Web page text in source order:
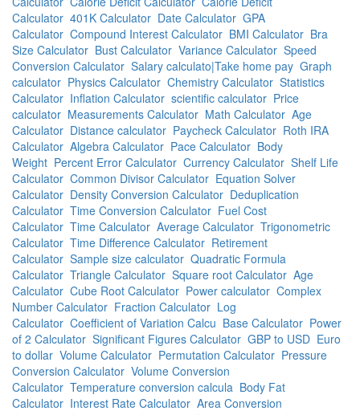
Calculator 401K Calculator Date Calculator GPA
Calculator Compound Interest Calculator BMI Calculator Bra
Size Calculator Bust Calculator Variance Calculator Speed
Conversion Calculator Salary calculato|Take home pay Graph
calculator Physics Calculator Chemistry Calculator Statistics
Calculator Inflation Calculator scientific calculator Price
calculator Measurements Calculator Math Calculator Age
Calculator Distance calculator Paycheck Calculator Roth IRA
Calculator Algebra Calculator Pace Calculator Body
Weight Percent Error Calculator Currency Calculator Shelf Life
Calculator Common Divisor Calculator Equation Solver
Calculator Density Conversion Calculator Deduplication
Calculator Time Conversion Calculator Fuel Cost
Calculator Time Calculator Average Calculator Trigonometric
Calculator Time Difference Calculator Retirement
Calculator Sample size calculator Quadratic Formula
Calculator Triangle Calculator Square root Calculator Age
Calculator Cube Root Calculator Power calculator Complex
Number Calculator Fraction Calculator Log
Calculator Coefficient of Variation Calcu Base Calculator Power
of 2 Calculator Significant Figures Calculator GBP to USD Euro
to dollar Volume Calculator Permutation Calculator Pressure
Conversion Calculator Volume Conversion
Calculator Temperature conversion calcula Body Fat
Calculator Interest Rate Calculator Area Conversion